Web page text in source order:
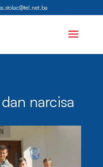
ss.stolac@tel.net.ba
narcisa